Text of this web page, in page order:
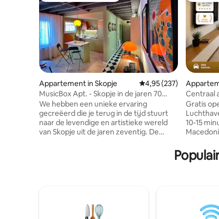
Appartement in Skopje Gemiddelde
4,95 (237)
MusicBox Apt. - Skopje in de jaren 70
/voetgangersgebied
We hebben een unieke ervaring
gecreëerd die je terug in de tijd stuurt
naar de levendige en artistieke wereld
van Skopje uit de jaren zeventig. De
“Yugo MusicBox appartement” is een
waar juweeltje in het hart van de stad. De
Centraal
Gratis
10-15
op 900